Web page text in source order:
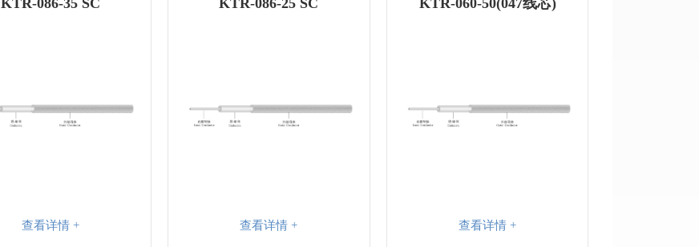
KTR-086-35 SC
查看详情 +
KTR-086-25 SC
查看详情 +
KTR-060-50(047线芯)
查看详情 +